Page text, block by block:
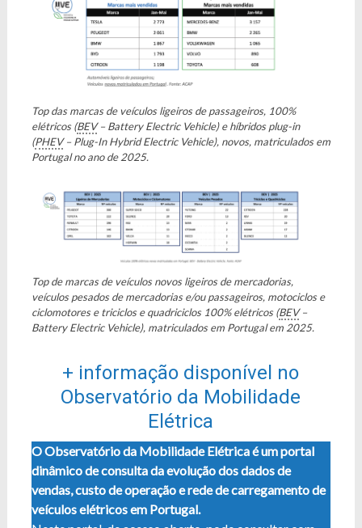
Top das marcas de veículos ligeiros de passageiros, 100%
elétricos (BEV– Battery Electric Vehicle) e híbridos plug-in
(PHEV– Plug-In Hybrid Electric Vehicle), novos, matriculados em
Portugal no ano de 2025.
Top de marcas de veículos novos ligeiros de mercadorias,
veículos pesados de mercadorias e/ou passageiros, motociclos e
ciclomotores e triciclos e quadriciclos 100% elétricos (BEV–
Battery Electric Vehicle), matriculados em Portugal em 2025.
+ informação disponível no
Observatório da Mobilidade
Elétrica
O Observatório da Mobilidade Elétrica é um portal
dinâmico de consulta da evolução dos dados de
vendas, custo de operação e rede de carregamento de
veículos elétricos em Portugal.